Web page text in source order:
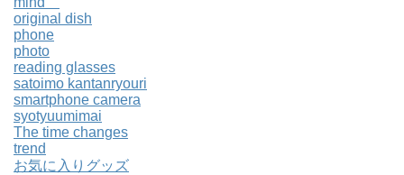
original dish
phone
photo
reading glasses
satoimo kantanryouri
smartphone camera
syotyuumimai
The time changes
trend
お気に入りグッズ